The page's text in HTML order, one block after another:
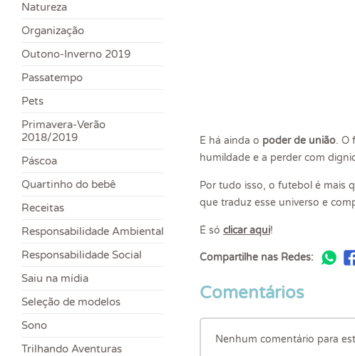
Natureza
Organização
Outono-Inverno 2019
Passatempo
Pets
Primavera-Verão
2018/2019
Páscoa
Quartinho do bebê
Receitas
Responsabilidade Ambiental
Responsabilidade Social
Saiu na mídia
Seleção de modelos
Sono
Trilhando Aventuras
E há ainda o poder de união. O
humildade e a perder com
Por tudo isso, o futebol é mais
que traduz esse universo e
É só clicar aqui!
Compartilhe nas Redes:
Comentários
Nenhum comentário para